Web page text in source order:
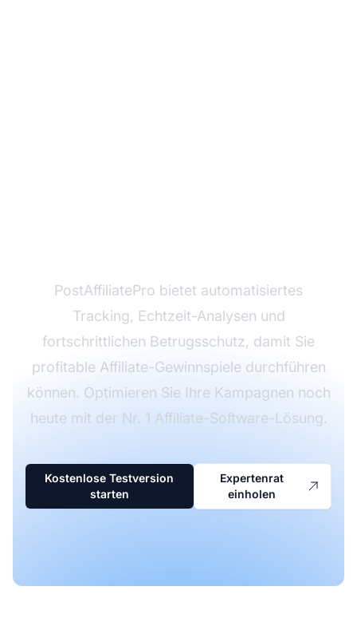
PostAffiliatePro bietet automatisiertes
Tracking, Echtzeit-Analysen und
fortschrittlichen Betrugsschutz, damit Sie
profitable Affiliate-Gewinnspiele durchführen
können. Optimieren Sie Ihre Kampagnen noch
heute mit der Nr. 1 Affiliate-Software-Lösung.
Kostenlose Testversion
starten
Expertenrat
einholen